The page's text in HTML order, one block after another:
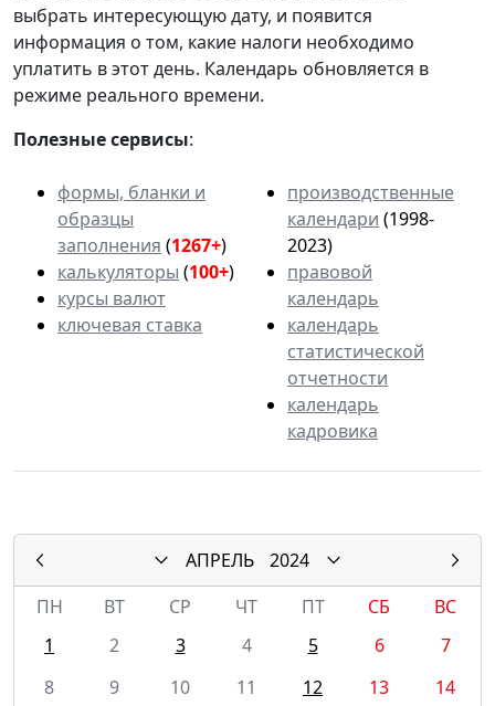
выбрать интересующую дату, и появится
информация о том, какие налоги необходимо
уплатить в этот день. Календарь обновляется в
режиме реального времени.
Полезные сервисы:
формы, бланки и
образцы
заполнения (1267+)
калькуляторы (100+)
курсы валют
ключевая ставка
производственные
календари (1998-
2023)
правовой
календарь
календарь
статистической
отчетности
календарь
кадровика
АПРЕЛЬ
2024
ПН
ВТ СР ЧТ ПТ СБ
ВС
1
2 3 4 5 6
7
8
9 10 11 12 13
14